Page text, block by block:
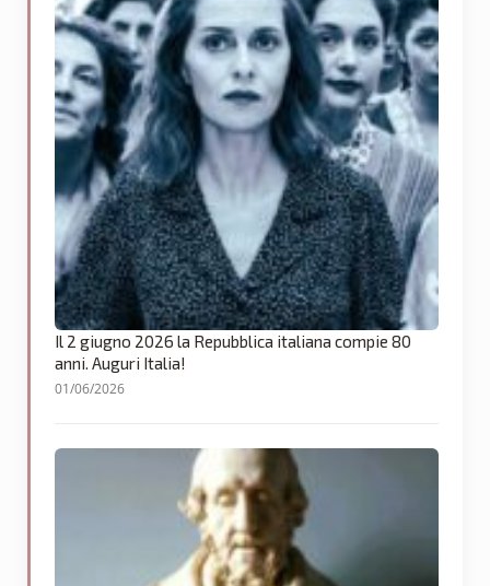
Il 2 giugno 2026 la Repubblica italiana compie 80
anni. Auguri Italia!
01/06/2026